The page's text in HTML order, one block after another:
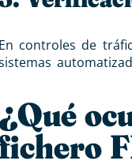
En controles de
¿Qué